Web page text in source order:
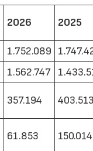
2026 2025
1.752.089
1.562.747
357.194
61.853 150.014